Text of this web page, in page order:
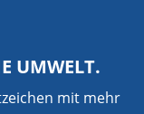
UMWELT.
mit mehr